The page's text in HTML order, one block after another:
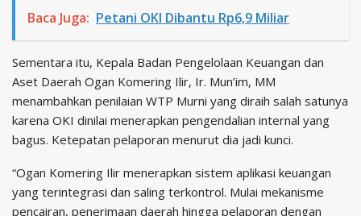
Baca Juga: Petani OKI Dibantu Rp6,9 Miliar
Sementara itu, Kepala Badan Pengelolaan Keuangan dan
Aset Daerah Ogan Komering Ilir, Ir. Mun’im, MM
menambahkan penilaian WTP Murni yang diraih salah satunya
karena OKI dinilai menerapkan pengendalian internal yang
bagus. Ketepatan pelaporan menurut dia jadi kunci.
“Ogan Komering Ilir menerapkan sistem aplikasi keuangan
yang terintegrasi dan saling terkontrol. Mulai mekanisme
pencairan, penerimaan daerah hingga pelaporan dengan